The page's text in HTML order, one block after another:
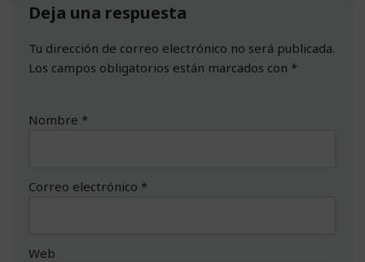
Deja una respuesta
Tu dirección de correo electrónico no será publicada.
Los campos obligatorios están marcados con *
Nombre *
Correo electrónico *
Web